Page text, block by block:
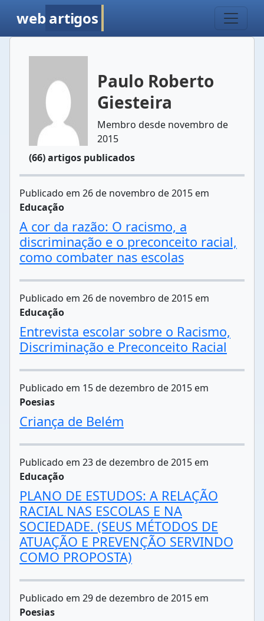
web artigos
Paulo Roberto
Giesteira
Membro desde novembro de
2015
(66) artigos publicados
Publicado em 26 de novembro de 2015 em
Educação
A cor da razão: O racismo, a
discriminação e o preconceito racial,
como combater nas escolas
Publicado em 26 de novembro de 2015 em
Educação
Entrevista escolar sobre o Racismo,
Discriminação e Preconceito Racial
Publicado em 15 de dezembro de 2015 em
Poesias
Criança de Belém
Publicado em 23 de dezembro de 2015 em
Educação
PLANO DE ESTUDOS: A RELAÇÃO
RACIAL NAS ESCOLAS E NA
SOCIEDADE. (SEUS MÉTODOS DE
ATUAÇÃO E PREVENÇÃO SERVINDO
COMO PROPOSTA)
Publicado em 29 de dezembro de 2015 em
Poesias